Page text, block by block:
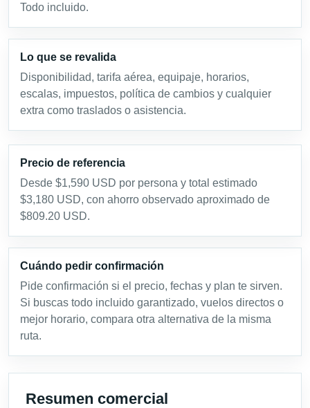
Todo incluido.
Lo que se revalida
Disponibilidad, tarifa aérea, equipaje, horarios,
escalas, impuestos, política de cambios y cualquier
extra como traslados o asistencia.
Precio de referencia
Desde $1,590 USD por persona y total estimado
$3,180 USD, con ahorro observado aproximado de
$809.20 USD.
Cuándo pedir confirmación
Pide confirmación si el precio, fechas y plan te sirven.
Si buscas todo incluido garantizado, vuelos directos o
mejor horario, compara otra alternativa de la misma
ruta.
Resumen comercial